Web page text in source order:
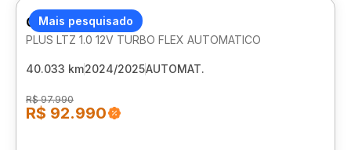
Mais pesquisado
CHEVROLET ONIX
PLUS LTZ 1.0 12V TURBO FLEX AUTOMATICO
40.033 km2024/2025AUTOMAT.
R$ 97.990
R$ 92.990